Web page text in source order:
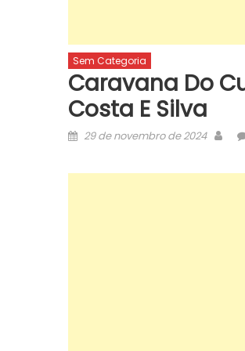
Sem Categoria
Caravana Do
Costa E Silva
Posted
29 de novembro de 2024